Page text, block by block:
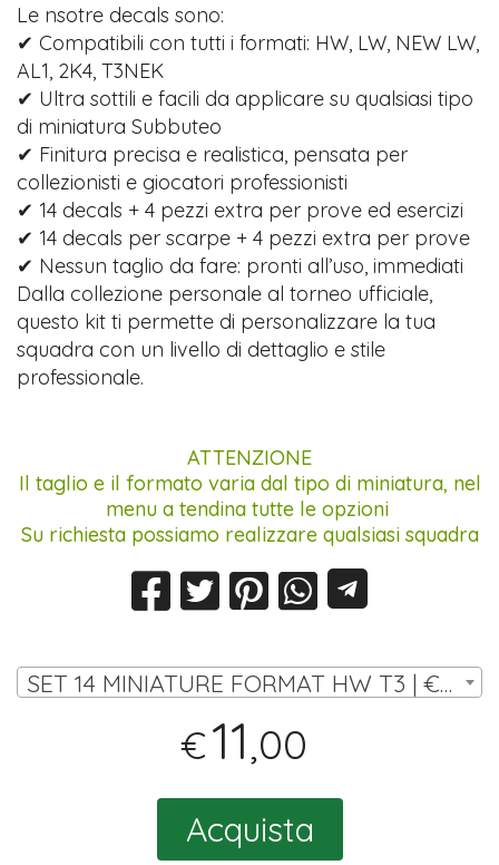
Le nsotre decals sono:
✔ Compatibili con tutti i formati: HW, LW, NEW LW,
AL1, 2K4, T3NEK
✔ Ultra sottili e facili da applicare su qualsiasi tipo
di miniatura Subbuteo
✔ Finitura precisa e realistica, pensata per
collezionisti e giocatori professionisti
✔ 14 decals + 4 pezzi extra per prove ed esercizi
✔ 14 decals per scarpe + 4 pezzi extra per prove
✔ Nessun taglio da fare: pronti all’uso, immediati
Dalla collezione personale al torneo ufficiale,
questo kit ti permette di personalizzare la tua
squadra con un livello di dettaglio e stile
professionale.
ATTENZIONE
Il taglio e il formato varia dal tipo di miniatura, nel
menu a tendina tutte le opzioni
Su richiesta possiamo realizzare qualsiasi squadra
SET 14 MINIATURE FORMAT HW T3 | € 11,00
€11,00
Acquista